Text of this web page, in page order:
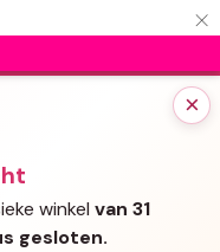
×
×
winkel van 31
gesloten.